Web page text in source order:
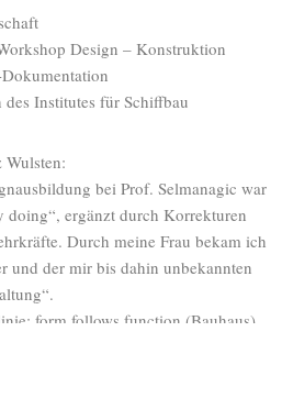
Design – Konstruktion
Institutes für Schiffbau
bei Prof. Selmanagic war
doing“, ergänzt durch Korrekturen
Durch meine Frau bekam ich
und der mir bis dahin unbekannten
form follows function (Bauhaus)